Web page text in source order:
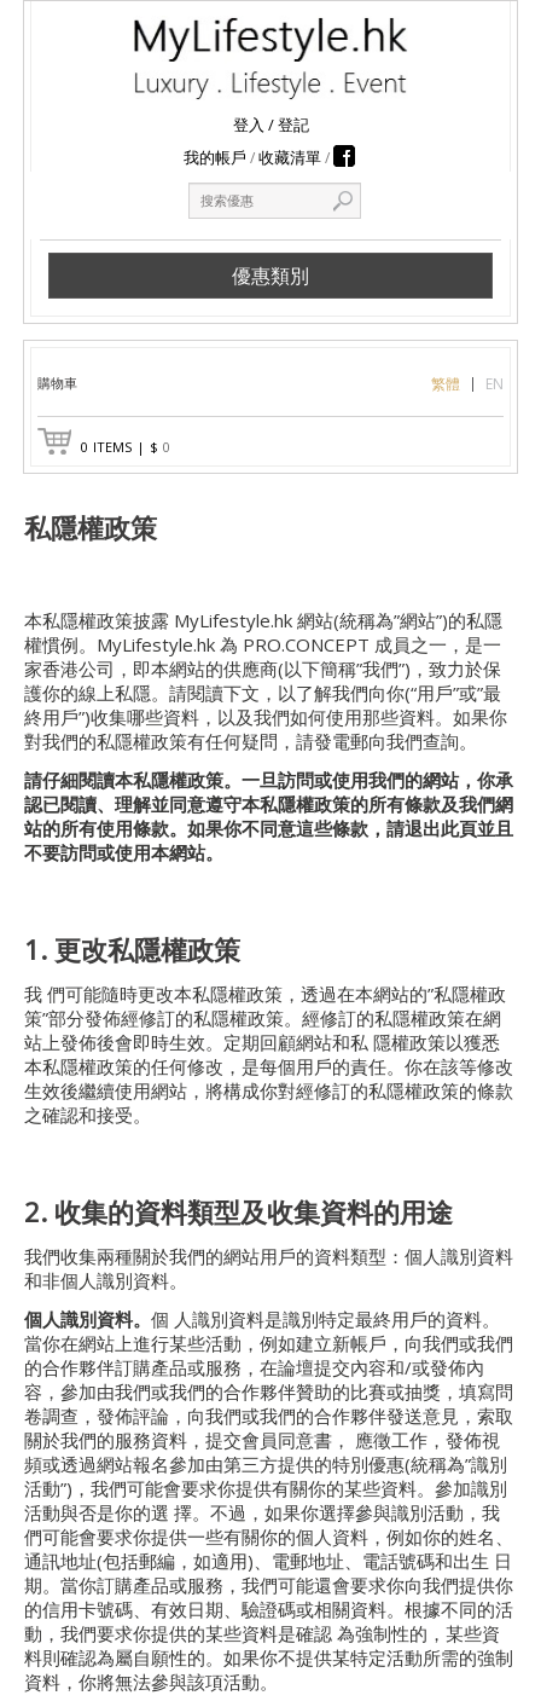
登入 /登記
我的帳戶
收藏清單
優惠類別
購物車 繁體 EN
0 ITEMS | $ 0
私隱權政策
本私隱權政策披露 MyLifestyle.hk 網站(統稱為”網站”)的私隱
權慣例。MyLifestyle.hk 為 PRO.CONCEPT 成員之一，是一
家香港公司，即本網站的供應商(以下簡稱”我們”)，致力於保
護你的線上私隱。請閱讀下文，以了解我們向你(“用戶”或”最
終用戶”)收集哪些資料，以及我們如何使用那些資料。如果你
對我們的私隱權政策有任何疑問，請發電郵向我們查詢。
請仔細閱讀本私隱權政策。一旦訪問或使用我們的網站，你承
認已閱讀、理解並同意遵守本私隱權政策的所有條款及我們網
站的所有使用條款。如果你不同意這些條款，請退出此頁並且
不要訪問或使用本網站。
1. 更改私隱權政策
我 們可能隨時更改本私隱權政策，透過在本網站的”私隱權政
策”部分發佈經修訂的私隱權政策。經修訂的私隱權政策在網
站上發佈後會即時生效。定期回顧網站和私 隱權政策以獲悉
本私隱權政策的任何修改，是每個用戶的責任。你在該等修改
生效後繼續使用網站，將構成你對經修訂的私隱權政策的條款
之確認和接受。
2. 收集的資料類型及收集資料的用途
我們收集兩種關於我們的網站用戶的資料類型：個人識別資料
和非個人識別資料。
個人識別資料。 個 人識別資料是識別特定最終用戶的資料。
當你在網站上進行某些活動，例如建立新帳戶，向我們或我們
的合作夥伴訂購產品或服務，在論壇提交內容和/或發佈內
容，參加由我們或我們的合作夥伴贊助的比賽或抽獎，填寫問
卷調查，發佈評論，向我們或我們的合作夥伴發送意見，索取
關於我們的服務資料，提交會員同意書， 應徵工作，發佈視
頻或透過網站報名參加由第三方提供的特別優惠(統稱為”識別
活動”)，我們可能會要求你提供有關你的某些資料。參加識別
活動與否是你的選 擇。不過，如果你選擇參與識別活動，我
們可能會要求你提供一些有關你的個人資料，例如你的姓名、
通訊地址(包括郵編，如適用)、電郵地址、電話號碼和出生 日
期。當你訂購產品或服務，我們可能還會要求你向我們提供你
的信用卡號碼、有效日期、驗證碼或相關資料。根據不同的活
動，我們要求你提供的某些資料是確認 為強制性的，某些資
料則確認為屬自願性的。如果你不提供某特定活動所需的強制
資料，你將無法參與該項活動。